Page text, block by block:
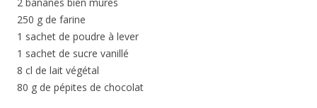
250 g de farine
1 sachet de poudre à lever
1 sachet de sucre vanillé
8 cl de lait végétal
80 g de pépites de chocolat